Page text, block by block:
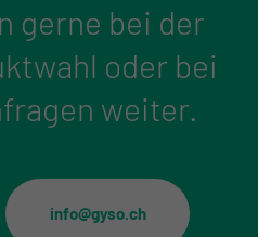
gerne bei der
oder bei
weiter.
info@gyso.ch